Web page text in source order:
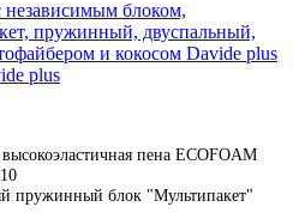
plus
высокоэластичная пена ECOFOAM
пружинный блок "Мультипакет"